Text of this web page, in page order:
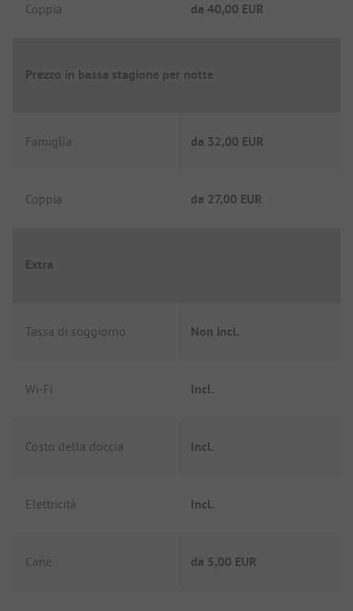
Coppia da 40,00 EUR
Prezzo in bassa stagione per notte
Famiglia da 32,00 EUR
Coppia da 27,00 EUR
Extra
Tassa di soggiorno Non incl.
Wi-Fi Incl.
Costo della doccia Incl.
Elettricità Incl.
Cane da 5,00 EUR